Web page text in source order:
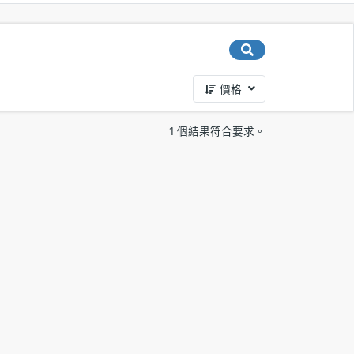
價格
1 個結果符合要求。